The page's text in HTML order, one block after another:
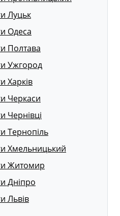
Луцьк
Одеса
Полтава
Ужгород
Харків
Черкаси
Чернівці
Тернопіль
Хмельницький
Житомир
Дніпро
Львів